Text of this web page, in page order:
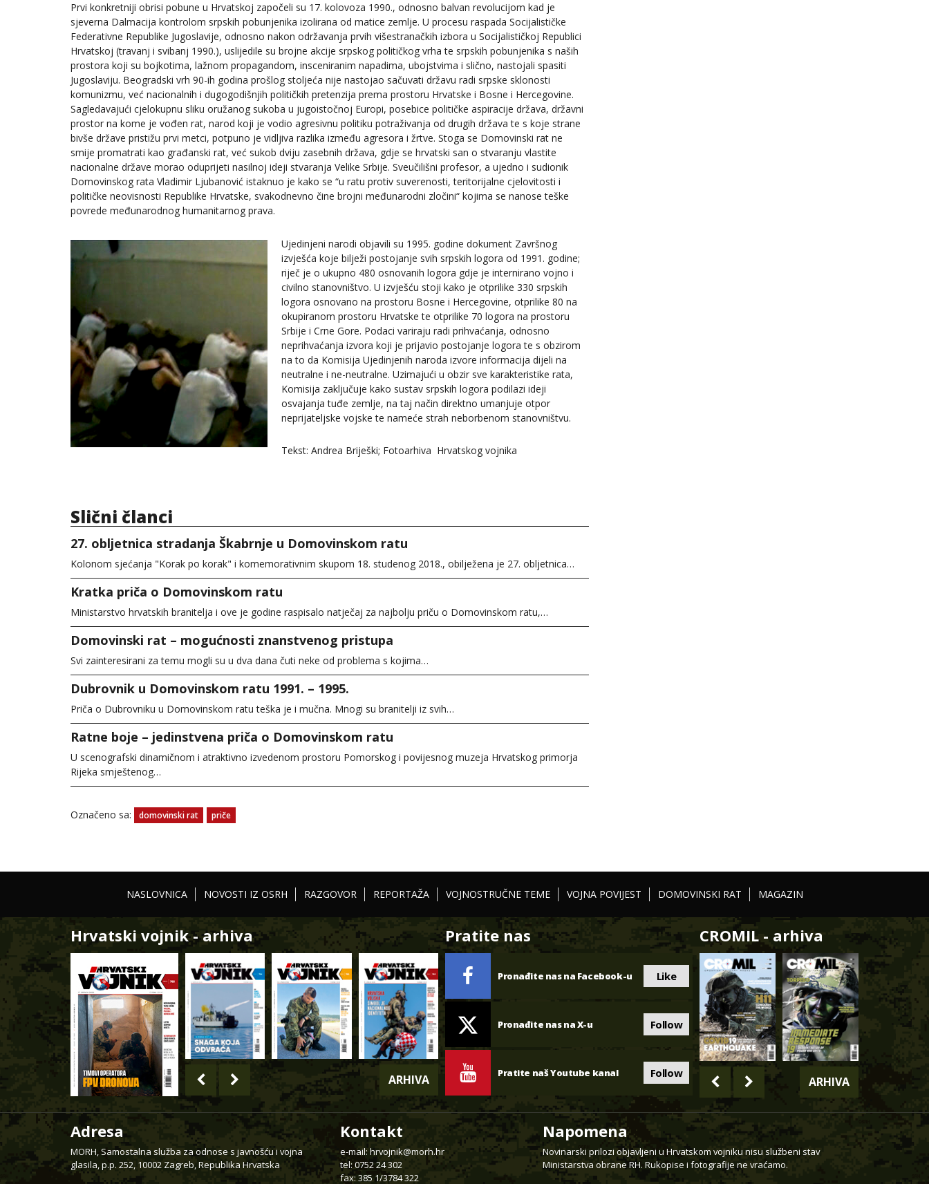
Prvi konkretniji obrisi pobune u Hrvatskoj započeli su 17. kolovoza 1990., odnosno balvan revolucijom kad je
sjeverna Dalmacija kontrolom srpskih pobunjenika izolirana od matice zemlje. U procesu raspada Socijalističke
Federativne Republike Jugoslavije, odnosno nakon održavanja prvih višestranačkih izbora u Socijalističkoj Republici
Hrvatskoj (travanj i svibanj 1990.), uslijedile su brojne akcije srpskog političkog vrha te srpskih pobunjenika s naših
prostora koji su bojkotima, lažnom propagandom, insceniranim napadima, ubojstvima i slično, nastojali spasiti
Jugoslaviju. Beogradski vrh 90-ih godina prošlog stoljeća nije nastojao sačuvati državu radi srpske sklonosti
komunizmu, već nacionalnih i dugogodišnjih političkih pretenzija prema prostoru Hrvatske i Bosne i Hercegovine.
Sagledavajući cjelokupnu sliku oružanog sukoba u jugoistočnoj Europi, posebice političke aspiracije država, državni
prostor na kome je vođen rat, narod koji je vodio agresivnu politiku potraživanja od drugih država te s koje strane
bivše države pristižu prvi metci, potpuno je vidljiva razlika između agresora i žrtve. Stoga se Domovinski rat ne
smije promatrati kao građanski rat, već sukob dviju zasebnih država, gdje se hrvatski san o stvaranju vlastite
nacionalne države morao oduprijeti nasilnoj ideji stvaranja Velike Srbije. Sveučilišni profesor, a ujedno i sudionik
Domovinskog rata Vladimir Ljubanović istaknuo je kako se “u ratu protiv suverenosti, teritorijalne cjelovitosti i
političke neovisnosti Republike Hrvatske, svakodnevno čine brojni međunarodni zločini“ kojima se nanose teške
povrede međunarodnog humanitarnog prava.
Ujedinjeni narodi objavili su 1995. godine dokument Završnog
izvješća koje bilježi postojanje svih srpskih logora od 1991. godine;
riječ je o ukupno 480 osnovanih logora gdje je internirano vojno i
civilno stanovništvo. U izvješću stoji kako je otprilike 330 srpskih
logora osnovano na prostoru Bosne i Hercegovine, otprilike 80 na
okupiranom prostoru Hrvatske te otprilike 70 logora na prostoru
Srbije i Crne Gore. Podaci variraju radi prihvaćanja, odnosno
neprihvaćanja izvora koji je prijavio postojanje logora te s obzirom
na to da Komisija Ujedinjenih naroda izvore informacija dijeli na
neutralne i ne-neutralne. Uzimajući u obzir sve karakteristike rata,
Komisija zaključuje kako sustav srpskih logora podilazi ideji
osvajanja tuđe zemlje, na taj način direktno umanjuje otpor
neprijateljske vojske te nameće strah neborbenom stanovništvu.
Tekst: Andrea Briješki; Fotoarhiva Hrvatskog vojnika
Slični članci
27. obljetnica stradanja Škabrnje u Domovinskom ratu
Kolonom sjećanja "Korak po korak" i komemorativnim skupom 18. studenog 2018., obilježena je 27. obljetnica…
Kratka priča o Domovinskom ratu
Ministarstvo hrvatskih branitelja i ove je godine raspisalo natječaj za najbolju priču o Domovinskom ratu,…
Domovinski rat – mogućnosti znanstvenog pristupa
Svi zainteresirani za temu mogli su u dva dana čuti neke od problema s kojima…
Dubrovnik u Domovinskom ratu 1991. – 1995.
Priča o Dubrovniku u Domovinskom ratu teška je i mučna. Mnogi su branitelji iz svih…
Ratne boje – jedinstvena priča o Domovinskom ratu
U scenografski dinamičnom i atraktivno izvedenom prostoru Pomorskog i povijesnog muzeja Hrvatskog primorja
Rijeka smještenog…
Označeno sa: domovinski rat priče
NASLOVNICA NOVOSTI IZ OSRH RAZGOVOR REPORTAŽA VOJNOSTRUČNE TEME VOJNA POVIJEST DOMOVINSKI RAT MAGAZIN
Hrvatski vojnik - arhiva
ARHIVA
Pratite nas
Pronađite nas na Facebook-u Like
Pronađite nas na X-u Follow
Pratite naš Youtube kanal Follow
CROMIL - arhiva
ARHIVA
Adresa
MORH, Samostalna služba za odnose s javnošću i vojna
glasila, p.p. 252, 10002 Zagreb, Republika Hrvatska
Kontakt
e-mail: hrvojnik@morh.hr
tel: 0752 24 302
fax: 385 1/3784 322
Napomena
Novinarski prilozi objavljeni u Hrvatskom vojniku nisu službeni stav
Ministarstva obrane RH. Rukopise i fotografije ne vraćamo.